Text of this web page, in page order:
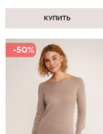
КУПИТЬ
-50%